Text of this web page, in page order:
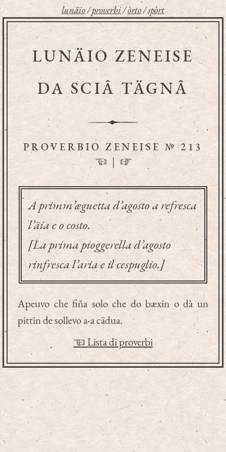
lunäio/proverbi/òrto/spòrt
LUNÄIO ZENEISE
DA SCIÂ TÄGNÂ
PROVERBIO ZENEISE № 213
☜ | ☞
A primm’æguetta d’agosto a refresca
l’äia e o costo.
[La prima pioggerella d’agosto
rinfresca l’aria e il cespuglio.]
Apeuvo che fiña solo che do bæxin o dà un
pittin de sollevo a-a cädua.
☜ Lista di proverbi